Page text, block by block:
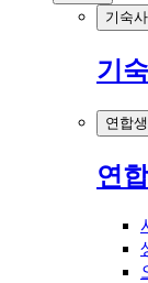
기숙
기
연합
연